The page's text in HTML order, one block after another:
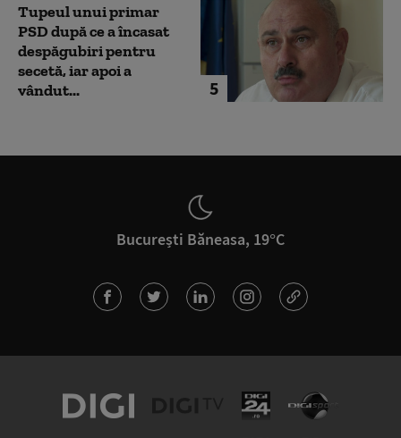
5
Tupeul unui primar
PSD după ce a încasat
despăgubiri pentru
secetă, iar apoi a
vândut...
București Băneasa, 19°C